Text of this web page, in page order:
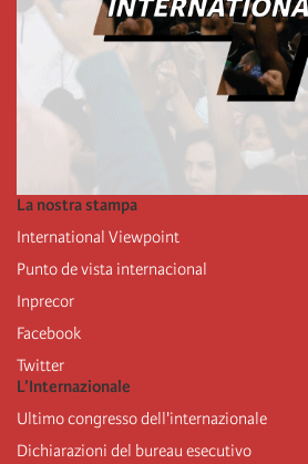
La nostra stampa
International Viewpoint
Punto de vista internacional
Inprecor
Facebook
Twitter
L’Internazionale
Ultimo congresso dell'internazionale
Dichiarazioni del bureau esecutivo